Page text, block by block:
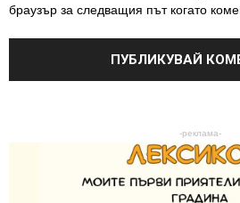
браузър за следващия път когато
-реклама-